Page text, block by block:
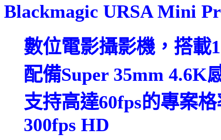
Blackmagic URSA Mini
數位電影攝影機，搭載
配備Super 35mm 4.6K
支持高達60fps的專案
300fps HD